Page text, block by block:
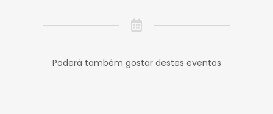
Poderá também gostar destes eventos